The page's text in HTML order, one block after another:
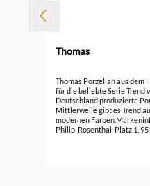
Thomas
Thomas Porzellan aus dem
für die beliebte Serie Trend
Deutschland produzierte
Mittlerweile gibt es Trend
modernen
Philip-Rosenthal-Platz 1,